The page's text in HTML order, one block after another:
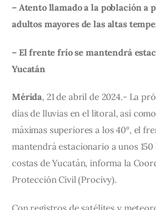
– Atento llamado a la población a
adultos mayores de las altas
– El frente frío se mantendrá
Yucatán
Mérida, 21 de abril de 2024.- La
días de lluvias en el litoral, así
máximas superiores a los 40°, el
mantendrá estacionario a unos
costas de Yucatán, informa la
Protección Civil (Procivy).
Con registros de satélites y